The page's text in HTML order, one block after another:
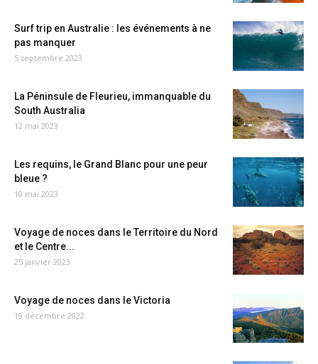
Surf trip en Australie : les événements à ne
pas manquer
5 septembre 2023
La Péninsule de Fleurieu, immanquable du
South Australia
12 mai 2023
Les requins, le Grand Blanc pour une peur
bleue ?
10 mai 2023
Voyage de noces dans le Territoire du Nord
et le Centre...
25 janvier 2023
Voyage de noces dans le Victoria
19 décembre 2022